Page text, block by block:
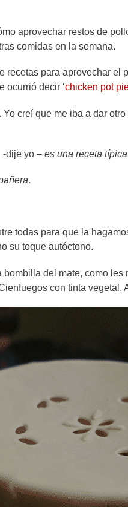
aprovechar restos de
comidas en la semana.
recetas para aprovechar
ocurrió decir ‘chicken pot
creí que me iba a dar
-dije yo – es una receta
.
todas para que la
su toque autóctono.
del mate, como
con tinta vegetal.